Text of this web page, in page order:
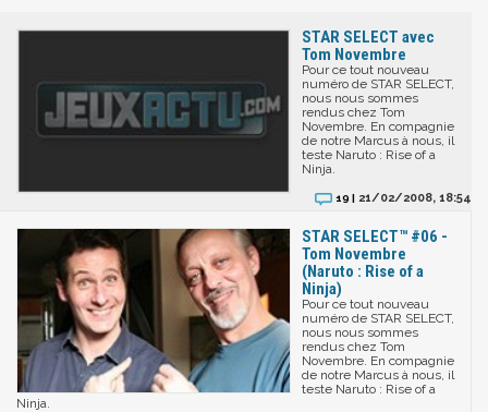
STAR SELECT avec
Tom Novembre
Pour ce tout nouveau
numéro de STAR SELECT,
nous nous sommes
rendus chez Tom
Novembre. En compagnie
de notre Marcus à nous, il
teste Naruto : Rise of a
Ninja.
19 | 21/02/2008, 18:54
STAR SELECT™ #06 -
Tom Novembre
(Naruto : Rise of a
Ninja)
Pour ce tout nouveau
numéro de STAR SELECT,
nous nous sommes
rendus chez Tom
Novembre. En compagnie
de notre Marcus à nous, il
teste Naruto : Rise of a
Ninja.